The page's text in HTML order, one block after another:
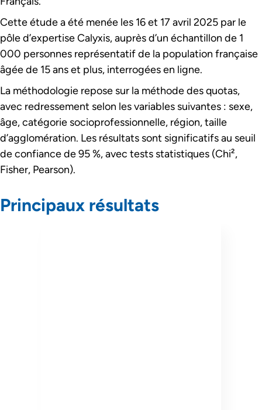
Cette étude a été menée les 16 et 17 avril 2025 par le
pôle d’expertise Calyxis, auprès d’un échantillon de 1
000 personnes représentatif de la population française
âgée de 15 ans et plus, interrogées en ligne.
La méthodologie repose sur la méthode des quotas,
avec redressement selon les variables suivantes : sexe,
âge, catégorie socioprofessionnelle, région, taille
d’agglomération. Les résultats sont significatifs au seuil
de confiance de 95 %, avec tests statistiques (Chi²,
Fisher, Pearson).
Principaux résultats